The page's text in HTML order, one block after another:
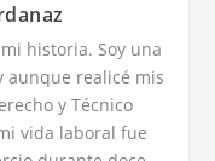
historia. Soy una
aunque realicé mis
y Técnico
vida laboral fue